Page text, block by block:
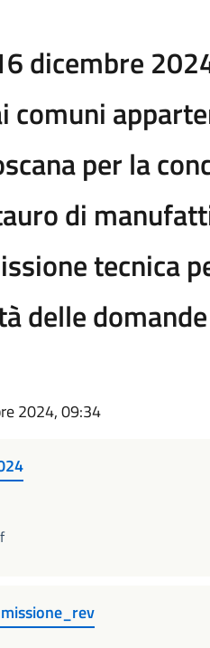
dicembre
comuni
per la
di
tecnica
delle domande
2024, 09:34